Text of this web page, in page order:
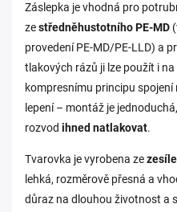
Záslepka je vhodná pro
zestředněhustotního PE‑MD
provedení PE‑MD/PE‑LLD) a
tlakových rázů ji lze použít i
kompresnímu principu
lepení – montáž je
rozvod ihned natlakovat.
Tvarovka je vyrobena ze
lehká, rozměrově přesná a
důraz na dlouhou životnost a